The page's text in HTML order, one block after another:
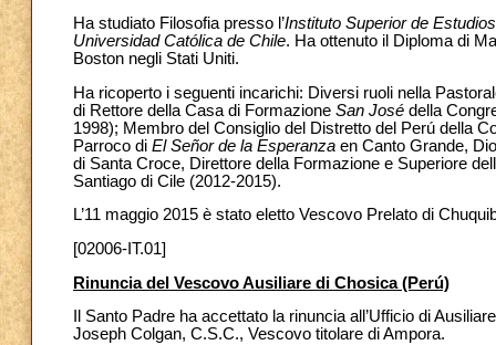
Ha studiato Filosofia presso l’Instituto Superior de
Universidad Católica de Chile. Ha ottenuto il Diploma di
Boston negli Stati Uniti.
Ha ricoperto i seguenti incarichi: Diversi ruoli nella
di Rettore della Casa di Formazione San José della
1998); Membro del Consiglio del Distretto del Perú della
Parroco di El Señor de la Esperanza en Canto Grande,
di Santa Croce, Direttore della Formazione e Superiore
Santiago di Cile (2012-2015).
L’11 maggio 2015 è stato eletto Vescovo Prelato di
[02006-IT.01]
Rinuncia del Vescovo Ausiliare di Chosica (Perú)
Il Santo Padre ha accettato la rinuncia all’Ufficio di
Joseph Colgan, C.S.C., Vescovo titolare di Ampora.